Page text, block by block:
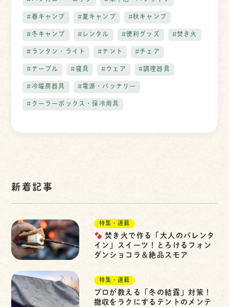
#春キャンプ #夏キャンプ #秋キャンプ
#冬キャンプ #レンタル #便利グッズ #焚き火
#ランタン・ライト #テント #チェア
#テーブル #寝具 #ウェア #調理器具
#冷暖房器具 #電源・バッテリー
#クーラーボックス・保冷用具
新着記事
特集・連載
焚き火で作る「大人のバレンタ
イン」スイーツ！とろけるフォン
ダンショコラ＆絶品スモア
特集・連載
プロが教える「冬の結露」対策！
撤収をラクにするテントのメンテ